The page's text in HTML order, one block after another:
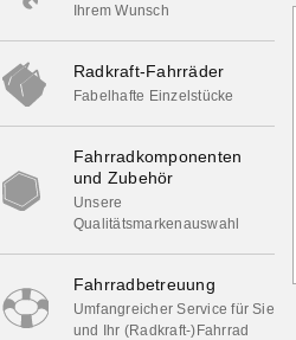
Ihrem Wunsch
Radkraft-Fahrräder
Fabelhafte Einzelstücke
Fahrradkomponenten
und Zubehör
Unsere
Qualitätsmarkenauswahl
Fahrradbetreuung
Umfangreicher Service für Sie
und Ihr (Radkraft-)Fahrrad